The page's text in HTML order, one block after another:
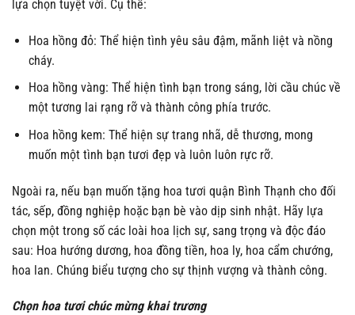
lựa chọn tuyệt vời. Cụ thể:
Hoa hồng đỏ: Thể hiện tình yêu sâu đậm, mãnh liệt và nồng
cháy.
Hoa hồng vàng: Thể hiện tình bạn trong sáng, lời cầu chúc về
một tương lai rạng rỡ và thành công phía trước.
Hoa hồng kem: Thể hiện sự trang nhã, dễ thương, mong
muốn một tình bạn tươi đẹp và luôn luôn rực rỡ.
Ngoài ra, nếu bạn muốn tặng hoa tươi quận Bình Thạnh cho đối
tác, sếp, đồng nghiệp hoặc bạn bè vào dịp sinh nhật. Hãy lựa
chọn một trong số các loài hoa lịch sự, sang trọng và độc đáo
sau: Hoa hướng dương, hoa đồng tiền, hoa ly, hoa cẩm chướng,
hoa lan. Chúng biểu tượng cho sự thịnh vượng và thành công.
Chọn hoa tươi chúc mừng khai trương